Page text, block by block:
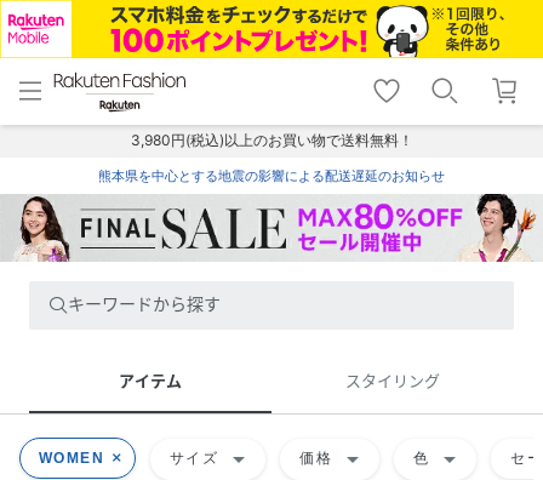
menu home
トップ
shopping_cart lock_outline
ログイン
3,980円(税込)以上のお買い物で送料無料！
熊本県を中心とする地震の影響による配送遅延のお知らせ
キーワードから探す
アイテム スタイリング
WOMEN サイズ arrow_drop_down 価格 arrow_drop_down 色 arrow_drop_down セ